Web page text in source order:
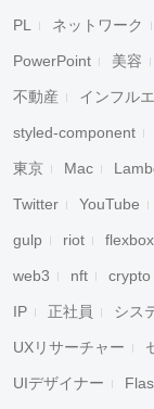
PL ネットワーク
PowerPoint 美容
不動産 インフル
styled-component
東京 Mac
Twitter YouTube
gulp riot flexbox
web3 nft crypto
IP 正社員 シス
UXリサーチャー
UIデザイナー